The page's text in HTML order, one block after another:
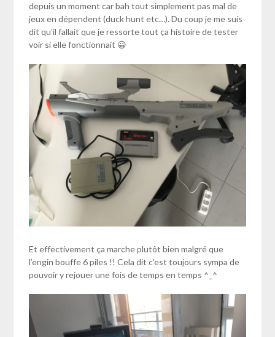
depuis un moment car bah tout simplement pas mal de
jeux en dépendent (duck hunt etc…). Du coup je me suis
dit qu’il fallait que je ressorte tout ça histoire de tester
voir si elle fonctionnait 😀
Et effectivement ça marche plutôt bien malgré que
l’engin bouffe 6 piles !! Cela dit c’est toujours sympa de
pouvoir y rejouer une fois de temps en temps ^_^